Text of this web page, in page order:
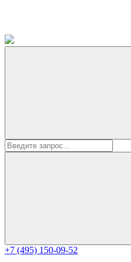
+7 (495) 150-09-52